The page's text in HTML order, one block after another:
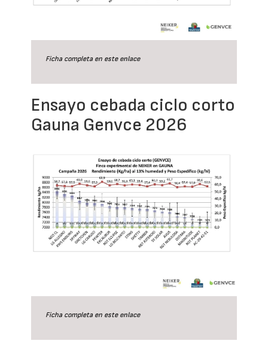
Ficha completa en este enlace
Ensayo cebada ciclo corto
Gauna Genvce 2026
Ficha completa en este enlace